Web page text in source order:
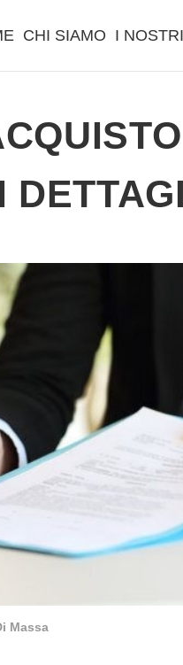
CHI SIAMO I
Massa